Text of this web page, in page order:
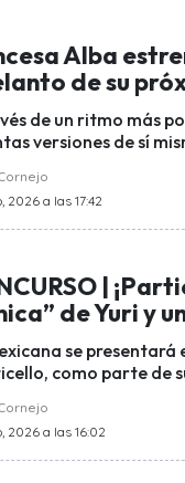
Alba
de su
de un ritmo más
versiones de sí
2026 a las 17:42
|
de Yuri y
se presentará
como parte de
2026 a las 16:02